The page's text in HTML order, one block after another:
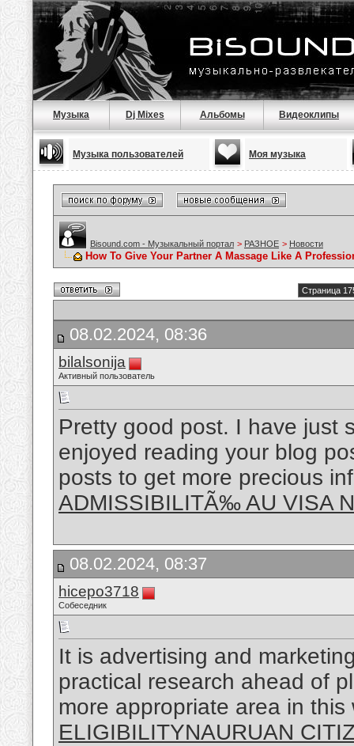
Музыка Dj Mixes Альбомы Видеоклипы
Музыка пользователей Моя музыка
Bisound.com - Музыкальный портал > РАЗНОЕ > Новости
How To Give Your Partner A Massage Like A
Страница
08.02.2024, 08:36
bilalsonija
Активный пользователь
Pretty good post. I have just
enjoyed reading your blog
posts to get more precious
ADMISSIBILITÃ‰ AU VISA
08.02.2024, 08:37
hicepo3718
Собеседник
It is advertising and
practical research ahead of
more appropriate area in
ELIGIBILITYNAURUAN